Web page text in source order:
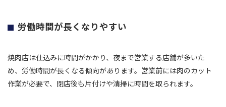
労働時間が長くなりやすい
焼肉店は仕込みに時間がかかり、夜まで営業する店舗が多いた
め、労働時間が長くなる傾向があります。営業前には肉のカット
作業が必要で、閉店後も片付けや清掃に時間を取られます。